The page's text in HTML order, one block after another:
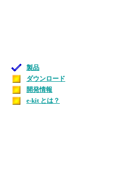
製品
ダウンロード
開発情報
e-kit とは？